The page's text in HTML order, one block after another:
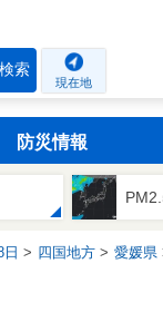
検索
現在地
防災情報
日 四国地方 愛媛県